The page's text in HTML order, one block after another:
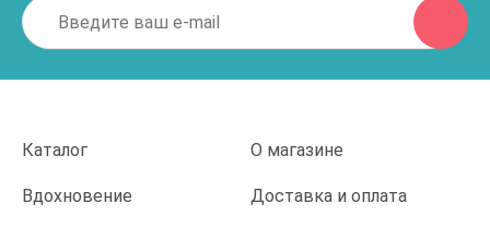
Каталог О магазине
Вдохновение Доставка и оплата